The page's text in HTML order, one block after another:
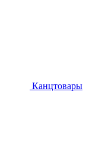
Канцтовары